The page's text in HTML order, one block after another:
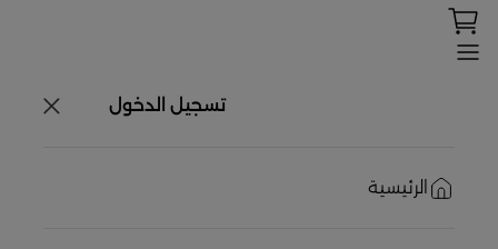
تسجيل الدخول
الرئيسية